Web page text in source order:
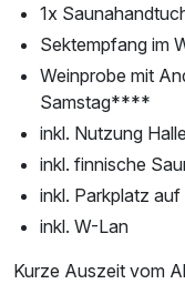
1x
Sektempfang im
Weinprobe mit
Samstag****
inkl. Nutzung
inkl. finnische
inkl. Parkplatz
inkl. W-Lan
Kurze Auszeit vom